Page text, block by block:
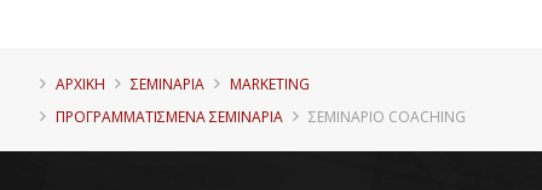
ΑΡΧΙΚΗ ΣΕΜΙΝΑΡΙΑ
MARKETING
ΠΡΟΓΡΑΜΜΑΤΙΣΜΈΝΑ ΣΕΜΙΝΆΡΙΑ
ΣΕΜΙΝΆΡΙΟ COACHING